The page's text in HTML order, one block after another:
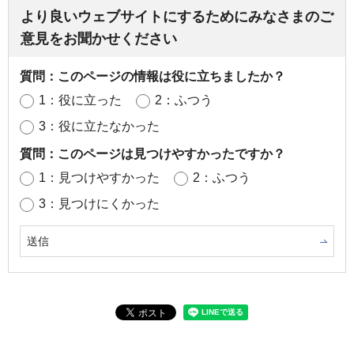
より良いウェブサイトにするためにみなさまのご
意見をお聞かせください
質問：このページの情報は役に立ちましたか？
1：役に立った
2：ふつう
3：役に立たなかった
質問：このページは見つけやすかったですか？
1：見つけやすかった
2：ふつう
3：見つけにくかった